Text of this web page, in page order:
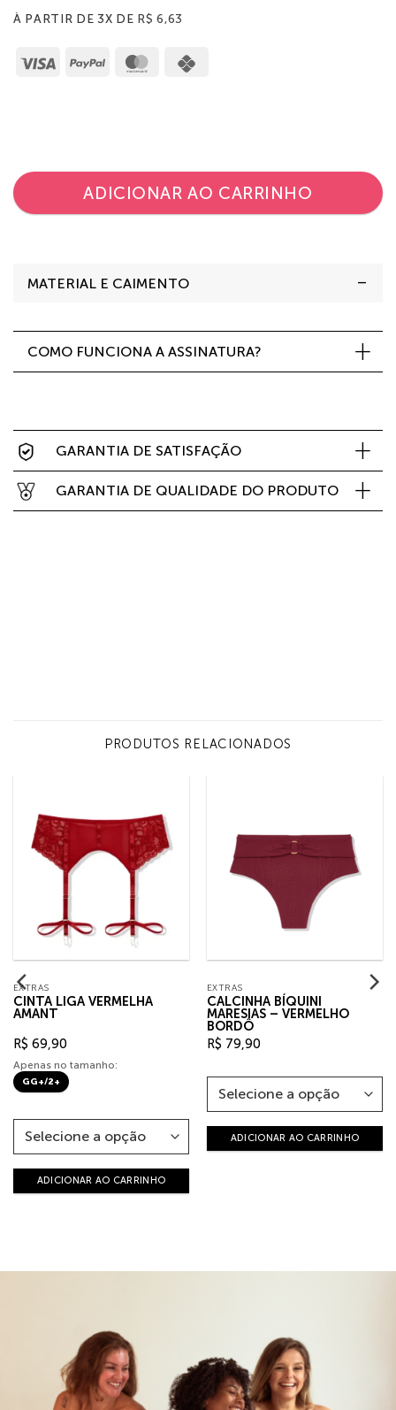
À PARTIR DE 3X DE R$ 6,63
Visa PayPal MasterCard
ADICIONAR AO CARRINHO
MATERIAL E CAIMENTO
COMO FUNCIONA A ASSINATURA?
GARANTIA DE SATISFAÇÃO
GARANTIA DE QUALIDADE DO PRODUTO
PRODUTOS RELACIONADOS
EXTRAS
CINTA LIGA VERMELHA
AMANT
R$ 69,90
Apenas no tamanho:
GG+/2+
ADICIONAR AO CARRINHO
EXTRAS
CALCINHA BÍQUINI
MARESIAS – VERMELHO
BORDÔ
R$ 79,90
ADICIONAR AO CARRINHO